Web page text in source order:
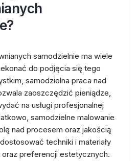
samodzielnie ma wiele
do podjęcia się tego
samodzielna praca nad
zaoszczędzić pieniądze,
na usługi profesjonalnej
samodzielne malowanie
nad procesem oraz jakością
techniki i materiały
oraz preferencji estetycznych.